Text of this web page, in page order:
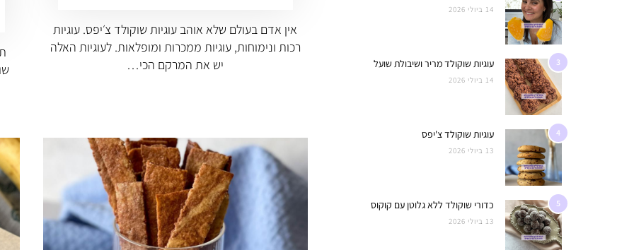
אין אדם בעולם שלא אוהב עוגיות שוקולד צ׳יפס. עוגיות
רכות ונימוחות, עוגיות ממכרות ומופלאות. לעוגיות האלה
יש את המרקם הכי…
14 ביולי 2026
3 עוגיות שוקולד מריר ושיבולת שועל
14 ביולי 2026
4 עוגיות שוקולד צ'יפס
13 ביולי 2026
5 כדורי שוקולד ללא גלוטן עם קוקוס
13 ביולי 2026